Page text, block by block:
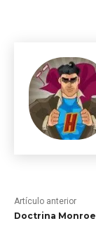
Artículo anterior
Doctrina Monroe